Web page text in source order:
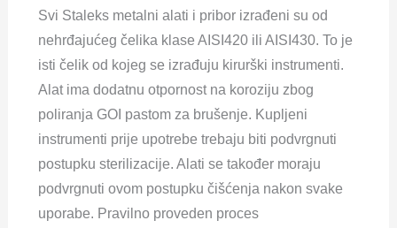
Svi Staleks metalni alati i pribor izrađeni su od
nehrđajućeg čelika klase AISI420 ili AISI430. To je
isti čelik od kojeg se izrađuju kirurški instrumenti.
Alat ima dodatnu otpornost na koroziju zbog
poliranja GOI pastom za brušenje. Kupljeni
instrumenti prije upotrebe trebaju biti podvrgnuti
postupku sterilizacije. Alati se također moraju
podvrgnuti ovom postupku čišćenja nakon svake
uporabe. Pravilno proveden proces